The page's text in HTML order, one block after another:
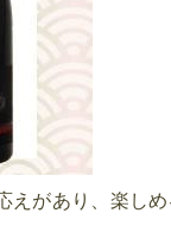
があり、楽しめ